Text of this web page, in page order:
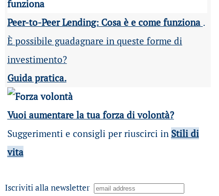
Peer-to-Peer Lending: Cosa è e come funziona .
È possibile guadagnare in queste forme di
investimento?
Guida pratica.
Vuoi aumentare la tua forza di volontà?
Suggerimenti e consigli per riuscirci in Stili di
vita
Iscriviti alla newsletter